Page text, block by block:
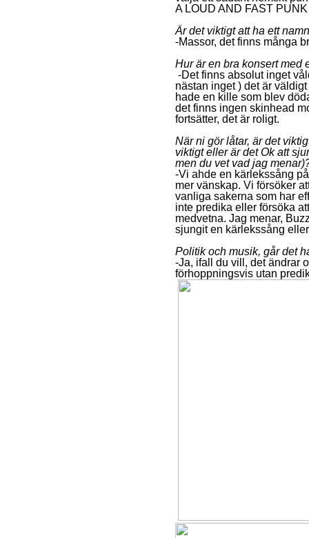
A LOUD AND FAST
Är det viktigt att ha ett
-Massor, det finns många
Hur är en bra konsert med
-Det finns absolut inget
nästan inget ) det är
hade en kille som blev
det finns ingen skinhead
fortsätter, det är roligt.
När ni gör låtar, är det
viktigt eller är det Ok att
men du vet vad jag
-Vi ahde en kärlekssång
mer vänskap. Vi försöker
vanliga sakerna som har
inte predika eller försöka
medvetna. Jag menar,
sjungit en kärlekssång
Politik och musik, går det
-Ja, ifall du vill, det ändrar
förhoppningsvis utan